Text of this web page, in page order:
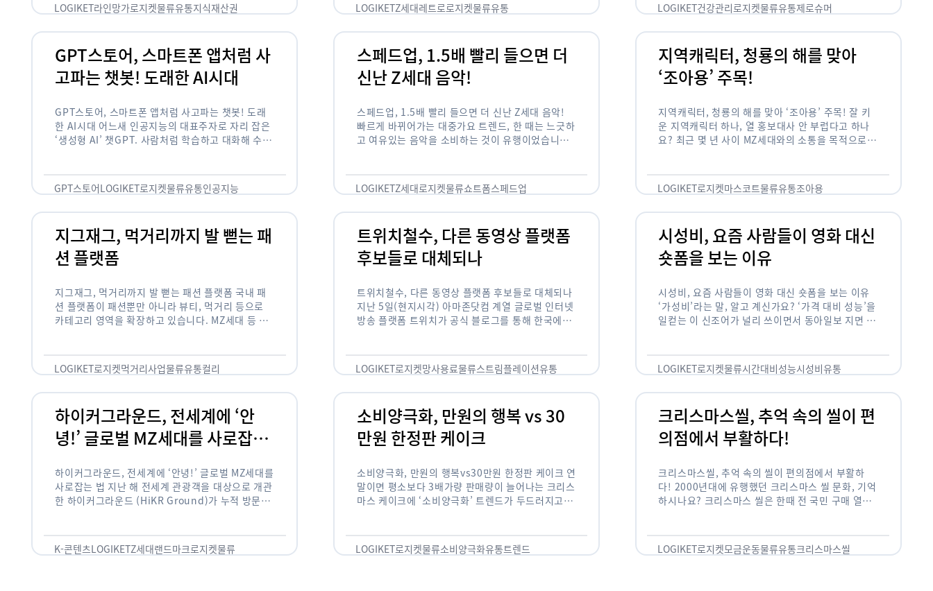
LOGIKET라인망가로지켓물류유통지식재산권
LOGIKETZ세대레트로로지켓물류유통
LOGIKET건강관리로지켓물류유통제로슈머
GPT스토어, 스마트폰 앱처럼 사
고파는 챗봇! 도래한 AI시대
GPT스토어, 스마트폰 앱처럼 사고파는 챗봇! 도래
한 AI시대 어느새 인공지능의 대표주자로 자리 잡은
‘생성형 AI’ 챗GPT. 사람처럼 학습하고 대화해 수많
GPT스토어LOGIKET로지켓물류유통인공지능
스페드업, 1.5배 빨리 들으면 더
신난 Z세대 음악!
스페드업, 1.5배 빨리 들으면 더 신난 Z세대 음악!
빠르게 바뀌어가는 대중가요 트렌드, 한 때는 느긋하
고 여유있는 음악을 소비하는 것이 유행이었습니다.
LOGIKETZ세대로지켓물류쇼트폼스페드업
지역캐릭터, 청룡의 해를 맞아
‘조아용’ 주목!
지역캐릭터, 청룡의 해를 맞아 ‘조아용’ 주목! 잘 키
운 지역캐릭터 하나, 열 홍보대사 안 부럽다고 하나
요? 최근 몇 년 사이 MZ세대와의 소통을 목적으로,
LOGIKET로지켓마스코트물류유통조아용
지그재그, 먹거리까지 발 뻗는 패
션 플랫폼
지그재그, 먹거리까지 발 뻗는 패션 플랫폼 국내 패
션 플랫폼이 패션뿐만 아니라 뷰티, 먹거리 등으로
카테고리 영역을 확장하고 있습니다. MZ세대 등 주
LOGIKET로지켓먹거리사업물류유통컬리
트위치철수, 다른 동영상 플랫폼
후보들로 대체되나
트위치철수, 다른 동영상 플랫폼 후보들로 대체되나
지난 5일(현지시각) 아마존닷컴 계열 글로벌 인터넷
방송 플랫폼 트위치가 공식 블로그를 통해 한국에서
LOGIKET로지켓망사용료물류스트림플레이션유통
시성비, 요즘 사람들이 영화 대신
숏폼을 보는 이유
시성비, 요즘 사람들이 영화 대신 숏폼을 보는 이유
‘가성비’라는 말, 알고 계신가요? ‘가격 대비 성능’을
일컫는 이 신조어가 널리 쓰이면서 동아일보 지면 기
LOGIKET로지켓물류시간대비성능시성비유통
하이커그라운드, 전세계에 ‘안
녕!’ 글로벌 MZ세대를 사로잡는
하이커그라운드, 전세계에 ‘안녕!’ 글로벌 MZ세대를
사로잡는 법 지난 해 전세계 관광객을 대상으로 개관
한 하이커그라운드 (HiKR Ground)가 누적 방문객
방문객이 100만명을 …
K-콘텐츠LOGIKETZ세대랜드마크로지켓물류
소비양극화, 만원의 행복 vs 30
만원 한정판 케이크
소비양극화, 만원의 행복vs30만원 한정판 케이크 연
말이면 평소보다 3배가량 판매량이 늘어나는 크리스
마스 케이크에 ‘소비양극화’ 트렌드가 두드러지고 있
배가 비싼 …
LOGIKET로지켓물류소비양극화유통트렌드
크리스마스씰, 추억 속의 씰이 편
의점에서 부활하다!
크리스마스씰, 추억 속의 씰이 편의점에서 부활하
다! 2000년대에 유행했던 크리스마스 씰 문화, 기억
하시나요? 크리스마스 씰은 한때 전 국민 구매 열풍
LOGIKET로지켓모금운동물류유통크리스마스씰